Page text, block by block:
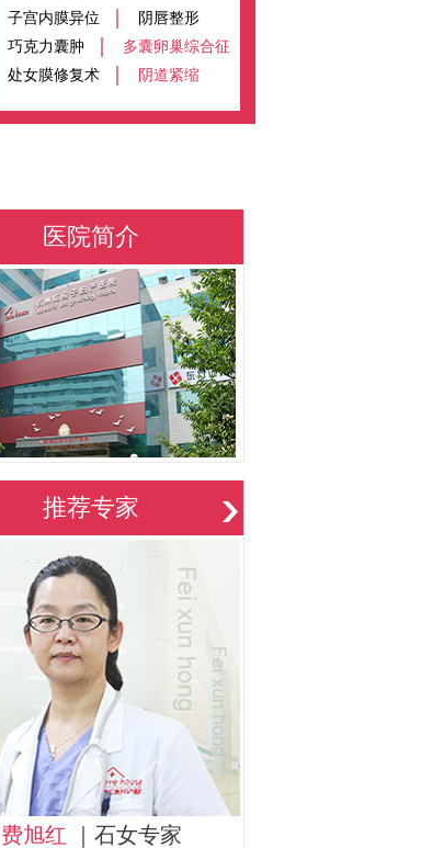
子宫内膜异位
阴唇整形
巧克力囊肿
多囊卵巢综合征
处女膜修复术
阴道紧缩
医院简介
推荐专家
费旭红 ｜石女专家